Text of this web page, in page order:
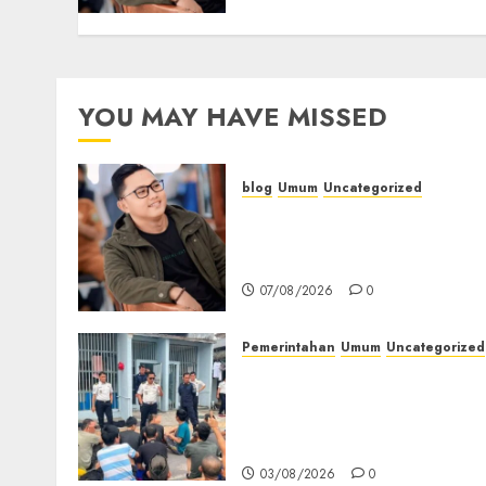
YOU MAY HAVE MISSED
blog Umum Uncategorized
07/08/2026 0
Pemerintahan Umum Uncategorized
03/08/2026 0